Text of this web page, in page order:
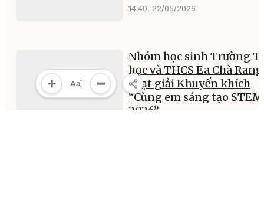
14:40, 22/05/2026
Nhóm học sinh Trường
học và THCS Ea Chà Rang
đoạt giải Khuyến khích
“Cùng em sáng tạo STEM
2026”